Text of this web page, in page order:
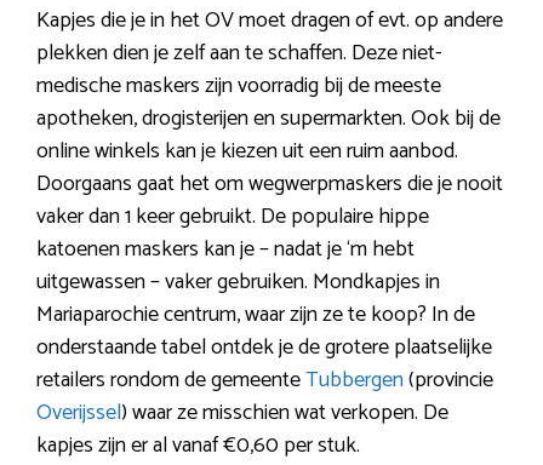
Kapjes die je in het OV moet dragen of evt. op andere
plekken dien je zelf aan te schaffen. Deze niet-
medische maskers zijn voorradig bij de meeste
apotheken, drogisterijen en supermarkten. Ook bij de
online winkels kan je kiezen uit een ruim aanbod.
Doorgaans gaat het om wegwerpmaskers die je nooit
vaker dan 1 keer gebruikt. De populaire hippe
katoenen maskers kan je – nadat je ‘m hebt
uitgewassen – vaker gebruiken. Mondkapjes in
Mariaparochie centrum, waar zijn ze te koop? In de
onderstaande tabel ontdek je de grotere plaatselijke
retailers rondom de gemeenteTubbergen(provincie
Overijssel) waar ze misschien wat verkopen. De
kapjes zijn er al vanaf €0,60 per stuk.